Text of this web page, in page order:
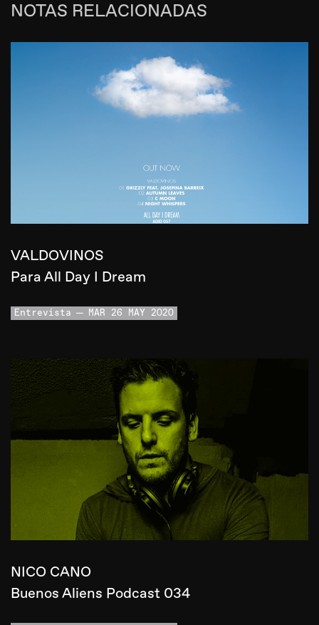
NOTAS RELACIONADAS
VALDOVINOS
Para All Day I Dream
Entrevista MAR 26 MAY 2020
NICO CANO
Buenos Aliens Podcast 034